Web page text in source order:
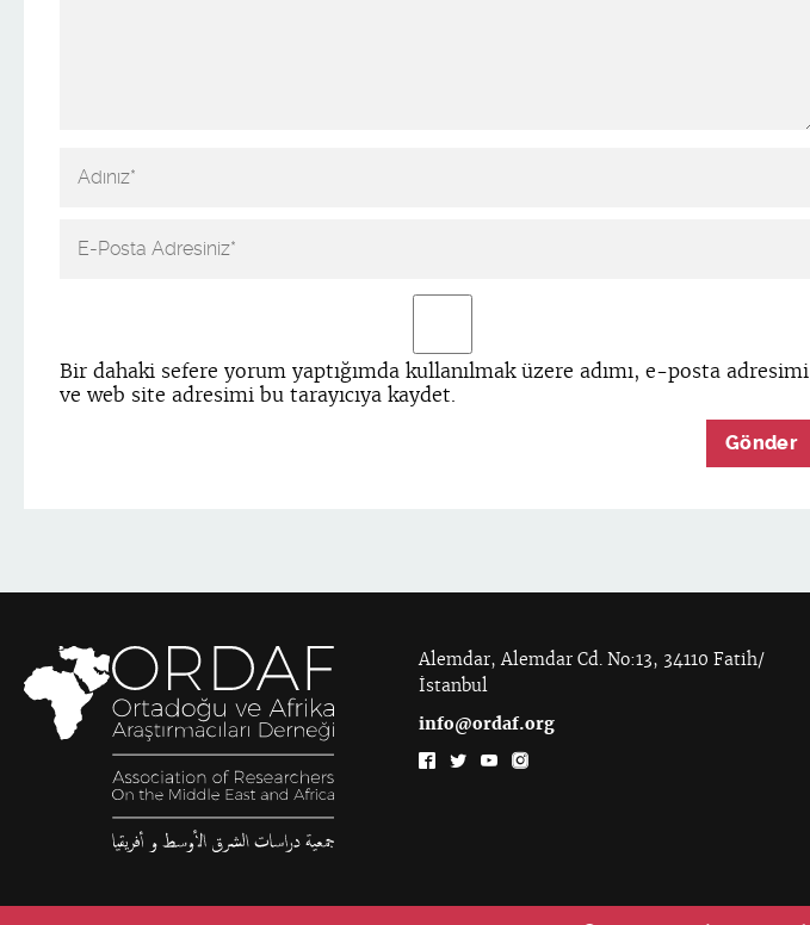
Bir dahaki sefere yorum yaptığımda kullanılmak üzere adımı, e-posta adresimi
ve web site adresimi bu tarayıcıya kaydet.
Alemdar, Alemdar Cd. No:13, 34110 Fatih/
İstanbul
info@ordaf.org